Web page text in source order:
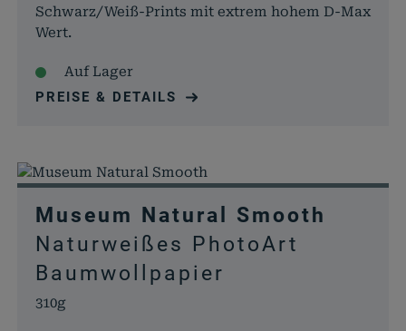
Schwarz/Weiß-Prints mit extrem hohem D-Max
Wert.
Auf Lager
PREISE & DETAILS
Museum Natural Smooth
Naturweißes PhotoArt
Baumwollpapier
310g
von
woocommerce_items_in_cart
wp_woocommerce_session_*
wordpress_logged_in_*